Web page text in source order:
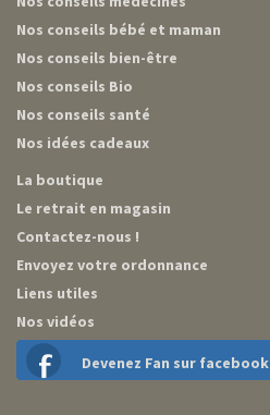
Nos conseils bébé et maman
Nos conseils bien-être
Nos conseils Bio
Nos conseils santé
Nos idées cadeaux
La boutique
Le retrait en magasin
Contactez-nous !
Envoyez votre ordonnance
Liens utiles
Nos vidéos
Devenez Fan sur facebook